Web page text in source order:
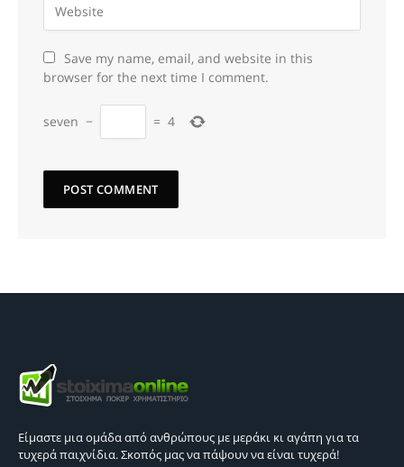
Save my name, email, and website in this
browser for the next time I comment.
seven − = 4
Είμαστε μια ομάδα από ανθρώπους με μεράκι κι αγάπη για τα
τυχερά παιχνίδια. Σκοπός μας να πάψουν να είναι τυχερά!